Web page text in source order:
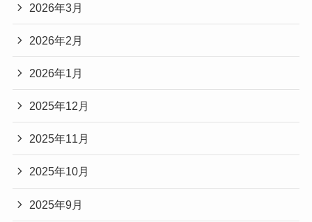
2026年3月
2026年2月
2026年1月
2025年12月
2025年11月
2025年10月
2025年9月